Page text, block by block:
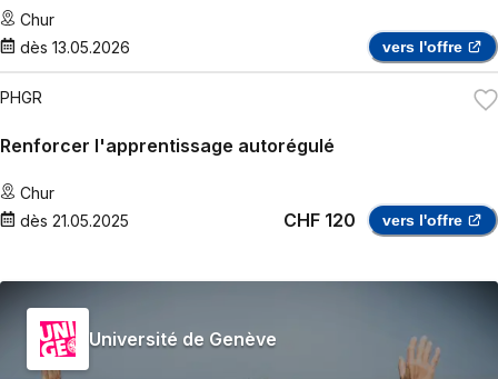
Chur
dès 13.05.2026 vers l'offre
PHGR
Renforcer l'apprentissage autorégulé
Chur
dès 21.05.2025 CHF 120 vers l'offre
Université de Genève